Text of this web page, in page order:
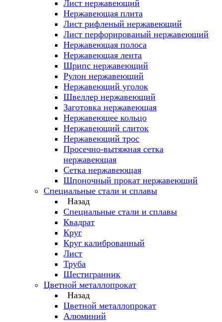
Лист нержавеющий
Нержавеющая плита
Лист рифленый нержавеющий
Лист перфорированый нержавеющий
Нержавеющая полоса
Нержавеющая лента
Шрипс нержавеющий
Рулон нержавеющий
Нержавеющий уголок
Швеллер нержавеющий
Заготовка нержавеющая
Нержавеющее кольцо
Нержавеющий слиток
Нержавеющий трос
Просечно-вытяжная сетка
нержавеющая
Сетка нержавеющая
Шпоночный прокат нержавеющий
Специальные стали и сплавы
Назад
Специальные стали и сплавы
Квадрат
Круг
Круг калиброванный
Лист
Труба
Шестигранник
Цветной металлопрокат
Назад
Цветной металлопрокат
Алюминий